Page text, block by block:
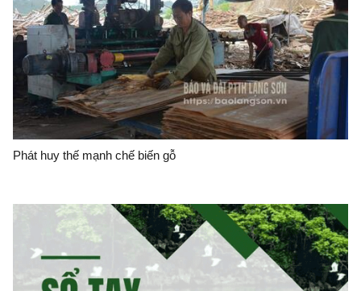
Phát huy thế mạnh chế biến gỗ